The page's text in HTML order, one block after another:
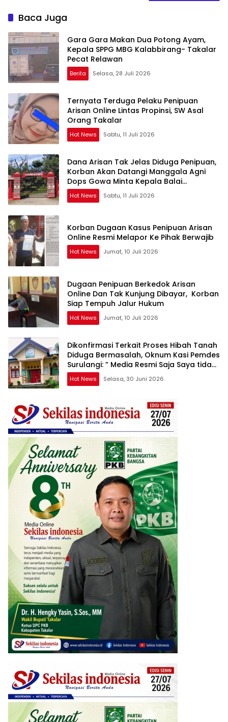
Baca Juga
Gara Gara Makan Dua Potong Ayam,
Kepala SPPG MBG Kalabbirang- Takalar
Pecat Relawan
Berita Selasa, 28 Juli 2026
Ternyata Terduga Pelaku Penipuan
Arisan Online Lintas Propinsi, SW Asal
Orang Takalar
Hot News Sabtu, 11 Juli 2026
Dana Arisan Tak Jelas Diduga Penipuan,
Korban Akan Datangi Manggala Agni
Dops Gowa Minta Kepala Balai
Kehutanan Bulurokeng Turun Tangan
Hot News Sabtu, 11 Juli 2026
Korban Dugaan Kasus Penipuan Arisan
Online Resmi Melapor Ke Pihak Berwajib
Hot News Jumat, 10 Juli 2026
Dugaan Penipuan Berkedok Arisan
Online Dan Tak Kunjung Dibayar, Korban
Siap Tempuh Jalur Hukum
Hot News Jumat, 10 Juli 2026
Dikonfirmasi Terkait Proses Hibah Tanah
Diduga Bermasalah, Oknum Kasi Pemdes
Surulangi: ” Media Resmi Saja Saya tidak
Takut apalagi Media Abal Abal Seperti
Kalian”
Hot News Selasa, 30 Juni 2026